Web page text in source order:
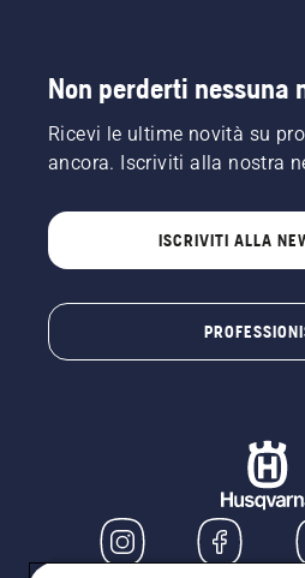
Non perderti nessuna
Ricevi le ultime novità su
ancora. Iscriviti alla nostra
ISCRIVITI ALLA